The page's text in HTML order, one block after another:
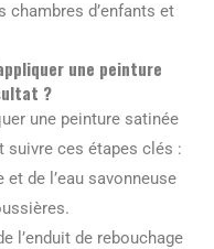
chambres d’enfants et
une peinture
?
une peinture satinée
ces étapes clés :
et de l’eau savonneuse
l’enduit de rebouchage